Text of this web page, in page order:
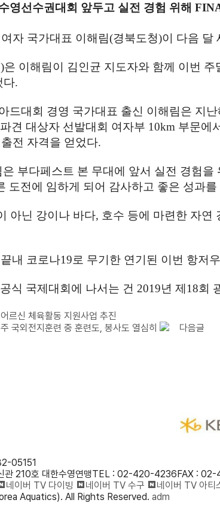
영선수권대회 앞두고 실전 경험 위해
자 국가대표 이해림(경북도청)이 다음 달
)은 이해림이 김인균 지도자와 함께 이번 주
다.
드대회 경영 국가대표 출신 이해림은 지난
견 대상자 선발대회 여자부 10km 부문에
전 자격을 얻었다.
부다페스트 본 무대에 앞서 실전 경험
도전에 임하게 되어 감사하고 좋은 성과
아닌 강이나 바다, 호수 등에 마련한 자연
내 코로나19로 무기한 연기된 이번 항저
식 국제대회에 나서는 건 2019년 제 18회
르신 체육활동 지원사업 추진
국외전지훈련 중 훈련도, 봉사도 열심히
다음글
05151
관 210호 대한수영연맹TEL : 02-420-4236FAX :
네이버 TV 다이빙 네이버 TV 수구 네이버 TV 아티
Aquatics). All Rights Reserved. adm